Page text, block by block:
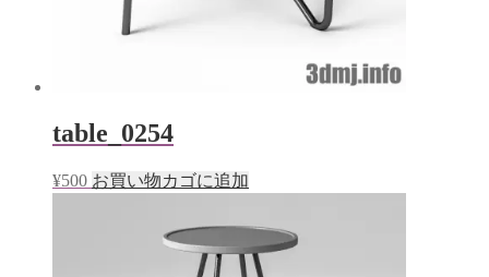
table_0254
¥500 お買い物カゴに追加